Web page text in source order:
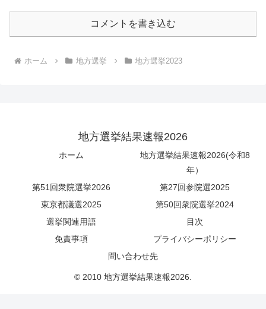
コメントを書き込む
ホーム 地方選挙 地方選挙2023
地方選挙結果速報2026
ホーム
地方選挙結果速報2026(令和8
年）
第51回衆院選挙2026
第27回参院選2025
東京都議選2025
第50回衆院選挙2024
選挙関連用語
目次
免責事項
プライバシーポリシー
問い合わせ先
© 2010 地方選挙結果速報2026.